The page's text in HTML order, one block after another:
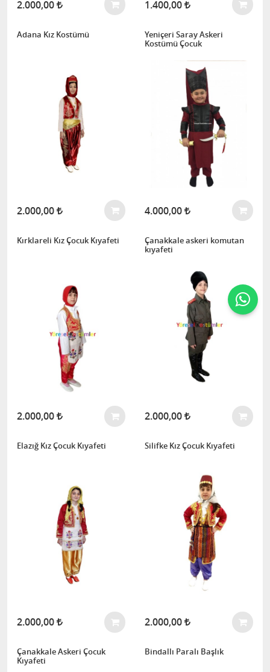
2.000,00 1.400,00
Adana Kız Kostümü
2.000,00
Yeniçeri Saray Askeri
Kostümü Çocuk
4.000,00
Kırklareli Kız Çocuk Kıyafeti
2.000,00
Çanakkale askeri komutan
kıyafeti
2.000,00
Elazığ Kız Çocuk Kıyafeti
2.000,00
Silifke Kız Çocuk Kıyafeti
2.000,00
Çanakkale Askeri Çocuk
Kıyafeti
Bindallı Paralı Başlık